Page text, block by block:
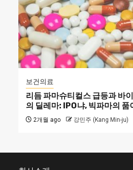
보건의료
리듬 파마슈티컬스 급등과 바
의 딜레마: IPO냐, 빅파마의 품
2개월 ago 강민주 (Kang Min-ju)